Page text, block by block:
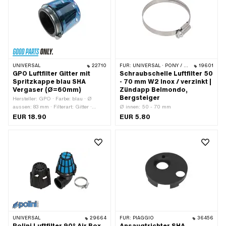
UNIVERSAL 22710
GPO Luftfilter Gitter mit
Spritzkappe blau SHA
Vergaser (Ø=60mm)
Hersteller: GPO · Farbe: blau · Ø
aussen: 83 mm · Filterart: Gitter ·
Befestigungsart: Steckverbindung
Nein · Anwendungsbereich: Tuning
EUR 18.90
FÜR: UNIVERSAL · PONY / CILO (BETA 521 & 512) · ZÜNDAPP BELMONDO · ZÜNDAPP 19601
Schraubschelle Luftfilter 50
- 70 mm W2 Inox / verzinkt |
Zündapp Belmondo,
Bergsteiger
Ø innen: 50 - 70 mm
EUR 5.80
UNIVERSAL 29664 FÜR: PIAGGIO 36456